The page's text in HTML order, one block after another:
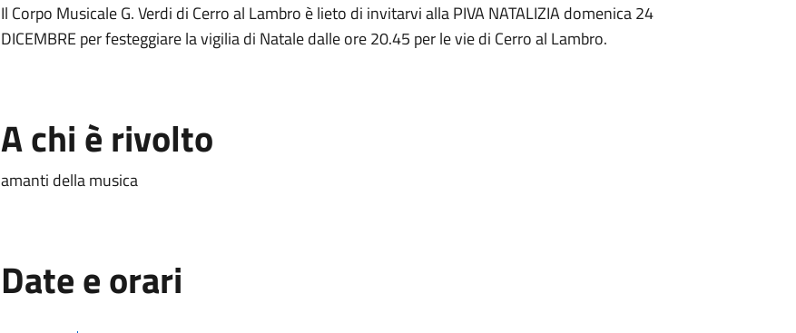
Il Corpo Musicale G. Verdi di Cerro al Lambro è lieto di invitarvi alla PIVA NATALIZIA domenica 24
DICEMBRE per festeggiare la vigilia di Natale dalle ore 20.45 per le vie di Cerro al Lambro.
A chi è rivolto
amanti della musica
Date e orari